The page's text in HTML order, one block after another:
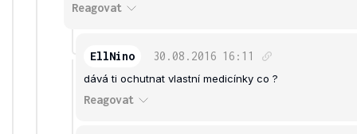
Reagovat
EllNino 30.08.2016 16:11
dává ti ochutnat vlastní medicínky co ?
Reagovat